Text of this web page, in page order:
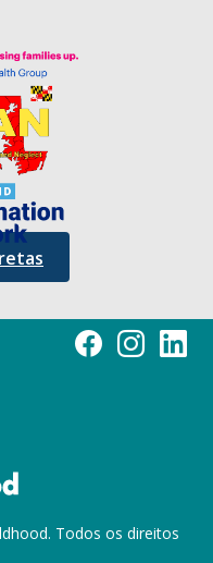
Todos os direitos
Página doMaryland